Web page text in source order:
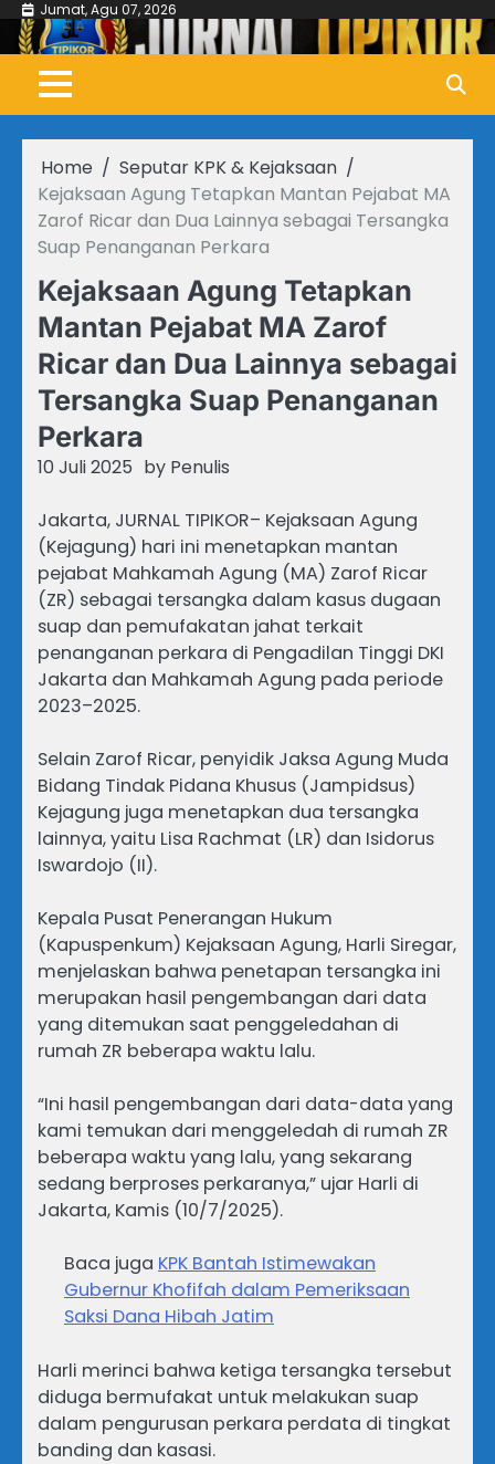
Skip
content
Jumat, Agu 07, 2026
Home
Seputar KPK & Kejaksaan
Kejaksaan Agung Tetapkan Mantan Pejabat MA
Zarof Ricar dan Dua Lainnya sebagai Tersangka
Suap Penanganan Perkara
Kejaksaan Agung Tetapkan
Mantan Pejabat MA Zarof
Ricar dan Dua Lainnya sebagai
Tersangka Suap Penanganan
Perkara
10 Juli 2025 by Penulis
Jakarta, JURNAL TIPIKOR– Kejaksaan Agung
(Kejagung) hari ini menetapkan mantan
pejabat Mahkamah Agung (MA) Zarof Ricar
(ZR) sebagai tersangka dalam kasus dugaan
suap dan pemufakatan jahat terkait
penanganan perkara di Pengadilan Tinggi DKI
Jakarta dan Mahkamah Agung pada periode
2023–2025.
Selain Zarof Ricar, penyidik Jaksa Agung Muda
Bidang Tindak Pidana Khusus (Jampidsus)
Kejagung juga menetapkan dua tersangka
lainnya, yaitu Lisa Rachmat (LR) dan Isidorus
Iswardojo (II).
Kepala Pusat Penerangan Hukum
(Kapuspenkum) Kejaksaan Agung, Harli Siregar,
menjelaskan bahwa penetapan tersangka ini
merupakan hasil pengembangan dari data
yang ditemukan saat penggeledahan di
rumah ZR beberapa waktu lalu.
“Ini hasil pengembangan dari data-data yang
kami temukan dari menggeledah di rumah ZR
beberapa waktu yang lalu, yang sekarang
sedang berproses perkaranya,” ujar Harli di
Jakarta, Kamis (10/7/2025).
Baca juga KPK Bantah Istimewakan
Gubernur Khofifah dalam Pemeriksaan
Saksi Dana Hibah Jatim
Harli merinci bahwa ketiga tersangka tersebut
diduga bermufakat untuk melakukan suap
dalam pengurusan perkara perdata di tingkat
banding dan kasasi.